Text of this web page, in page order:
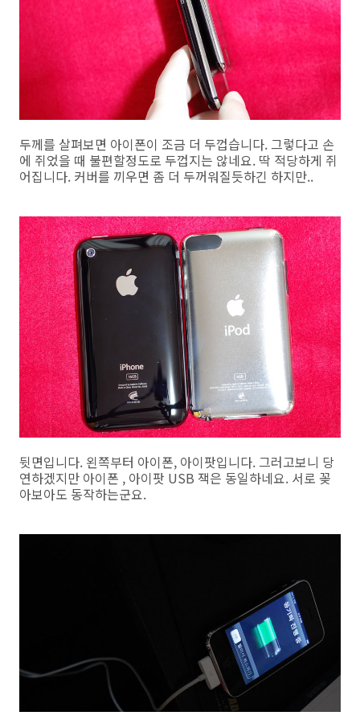
두께를 살펴보면 아이폰이 조금 더 두껍습니다. 그렇다고 손
에 쥐었을 때 불편할정도로 두껍지는 않네요. 딱 적당하게 쥐
어집니다. 커버를 끼우면 좀 더 두꺼워질듯하긴 하지만..
뒷면입니다. 왼쪽부터 아이폰, 아이팟입니다. 그러고보니 당
연하겠지만 아이폰 , 아이팟 USB 잭은 동일하네요. 서로 꽂
아보아도 동작하는군요.